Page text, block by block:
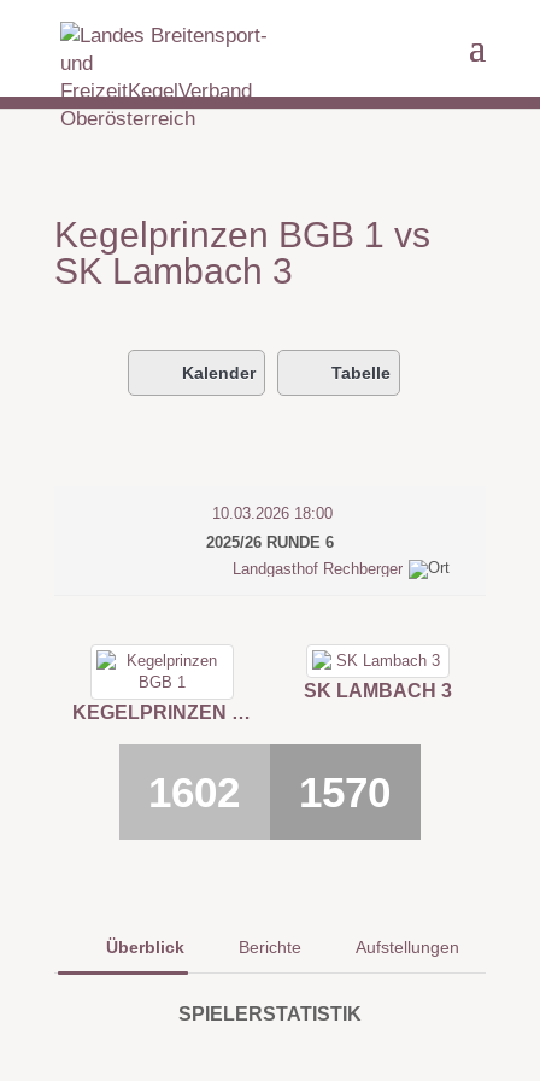
Kegelprinzen BGB 1 vs
SK Lambach 3
Kalender Tabelle
10.03.2026 18:00
2025/26 RUNDE 6
Landgasthof Rechberger
KEGELPRINZEN BGB 1
SK LAMBACH 3
1602 1570
Überblick Berichte Aufstellungen
SPIELERSTATISTIK